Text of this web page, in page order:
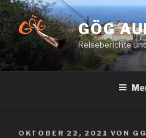
Zum
Inhalt
springen
GÖG
Reiseberichte
VERÖFFENTLICHT
OKTOBER 22, 2021 VON GG